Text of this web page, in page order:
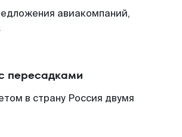
авиакомпаний,
пересадками
в страну Россия двумя